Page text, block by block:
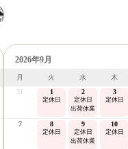
2026年9月
月 火 水 木
31
1
定休日
2
定休日
出荷休業
3
定休日
7 8
定休日
9
定休日
出荷休業
10
定休日